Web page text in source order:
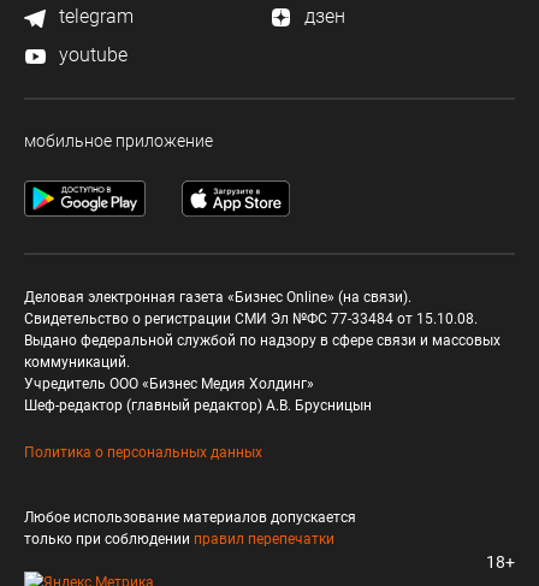
telegram
дзен
youtube
мобильное приложение
Деловая электронная газета «Бизнес Online» (на связи).
Свидетельство о регистрации СМИ Эл №ФС 77-33484 от 15.10.08.
Выдано федеральной службой по надзору в сфере связи и массовых
коммуникаций.
Учредитель ООО «Бизнес Медия Холдинг»
Шеф-редактор (главный редактор) А.В. Брусницын
Политика о персональных данных
Любое использование материалов допускается
только при соблюдении правил перепечатки
18+